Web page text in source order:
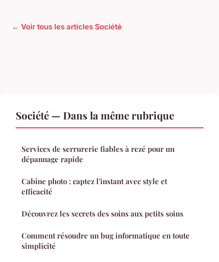
← Voir tous les articles Société
Société — Dans la même rubrique
Services de serrurerie fiables à rezé pour un
dépannage rapide
Cabine photo : captez l'instant avec style et
efficacité
Découvrez les secrets des soins aux petits soins
Comment résoudre un bug informatique en toute
simplicité